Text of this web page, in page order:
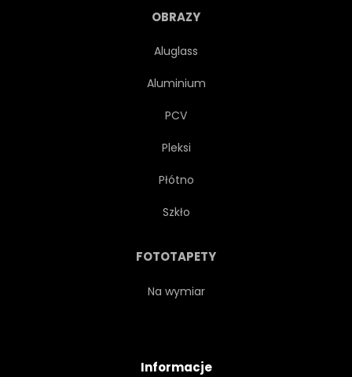
OBRAZY
Aluglass
Aluminium
PCV
Pleksi
Płótno
Szkło
FOTOTAPETY
Na wymiar
Informacje